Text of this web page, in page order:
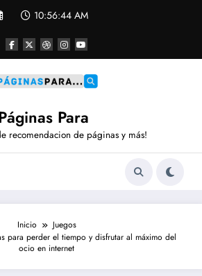
10:56:45 AM
Para
recomendacion de páginas y más!
Inicio
Juegos
para perder el tiempo y disfrutar al máximo del
ocio en internet